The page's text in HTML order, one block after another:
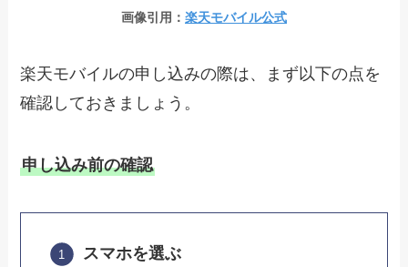
画像引用： 楽天モバイル公式
楽天モバイルの申し込みの際は、まず以下の点を
確認しておきましょう。
申し込み前の確認
スマホを選ぶ